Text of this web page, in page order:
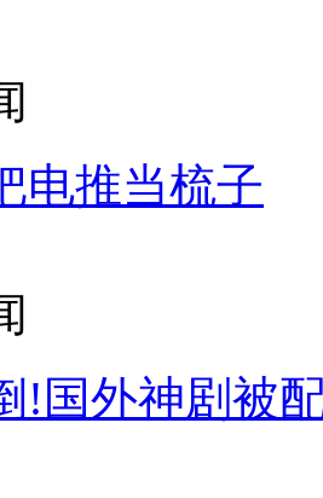
电推当梳子
!国外神剧被